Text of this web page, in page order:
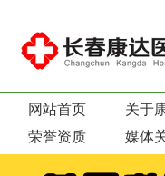
网站首页 关于
荣誉资质
媒体